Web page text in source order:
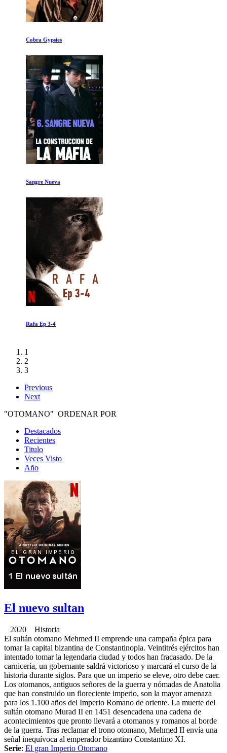
Cobra Gypsies
Sangre Nueva
Rafa Ep 3-4
1
2
3
Previous
Next
"OTOMANO" ORDENAR POR
Destacados
Recientes
Titulo
Veces Visto
Año
El nuevo sultan
2020 Historia
El sultán otomano Mehmed II emprende una campaña épica para
tomar la capital bizantina de Constantinopla. Veintitrés ejércitos han
intentado tomar la legendaria ciudad y todos han fracasado. De la
carnicería, un gobernante saldrá victorioso y marcará el curso de la
historia durante siglos. Para que un imperio se eleve, otro debe caer.
Los otomanos, antiguos señores de la guerra y nómadas de Anatolia
que han construido un floreciente imperio, son la mayor amenaza
para los 1.100 años del Imperio Romano de oriente. La muerte del
sultán otomano Murad II en 1451 desencadena una cadena de
acontecimientos que pronto llevará a otomanos y romanos al borde
de la guerra. Tras reclamar el trono otomano, Mehmed II envía una
señal inequívoca al emperador bizantino Constantino XI.
Serie: El gran Imperio Otomano